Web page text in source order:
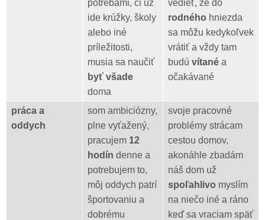
potrebami, či už
ide krúžky, školy
alebo iné
príležitosti,
musia sa naučiť
byť všade
doma
vedieť, že do
rodného hniezda
sa môžu kedykoľvek
vrátiť a vždy tam
budú vítané a
očakávané
práca a
oddych
som ambiciózny,
plne vyťažený,
pracujem 12
hodín denne a
potrebujem to,
môj oddych patrí
športovaniu a
dobrému
svoje pracovné
problémy strácam
cestou domov,
akonáhle zbadám
náš dom už
spoľahlivo myslím
na niečo iné a ráno
keď sa vraciam späť